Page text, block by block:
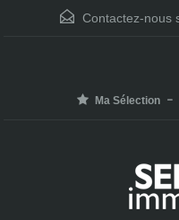
Contactez-nous
Ma Sélection